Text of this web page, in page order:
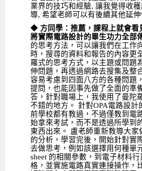
業界的技巧和經驗, 讓我覺得收
導, 希望老師可以有後續其他延
◆ 方同學：推薦，課程上就會看
將實際電路設計的畢生功力全部
的思考方法，可以讓我們在工作
時，搜尋的資料和報告的內容更
羅式的思考方式，以主題或問題
伸問題，再透過網路去搜集及整
容易考慮到四面八方的各種問題
提問，也能因事先做了全面的準
答，針對職場上，我使用了曼陀
不錯的地方。 針對OPA電路設計
前學校都有教過，不過僅教到電
始拿來考試，而不是透過所學到
東西出來。 盧老師重新教導大家
的分析，學習完後，開始針對實
去做思考，例如該選擇用何種單
sheet 的相關參數，到電子材料
格，並實施電路真實連接操作，